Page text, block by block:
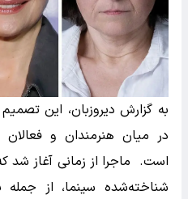
به گزارش دیروزبان، این
در میان هنرمندان و فعالان
شناخته‌شده سینما، از جمله